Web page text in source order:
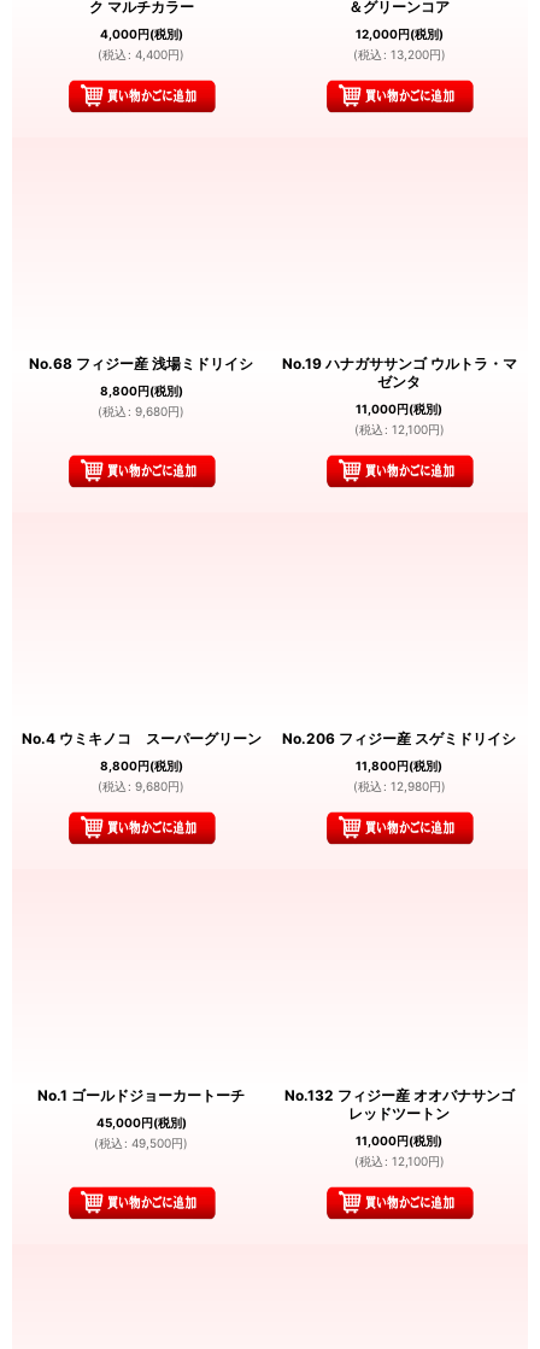
ク マルチカラー
4,000円(税別)
(税込 : 4,400円)
＆グリーンコア
12,000円(税別)
(税込 : 13,200円)
No.68 フィジー産 浅場ミドリイシ
8,800円(税別)
(税込 : 9,680円)
No.19 ハナガササンゴ ウルトラ・マ
ゼンタ
11,000円(税別)
(税込 : 12,100円)
No.4 ウミキノコ スーパーグリーン
8,800円(税別)
(税込 : 9,680円)
No.206 フィジー産 スゲミドリイシ
11,800円(税別)
(税込 : 12,980円)
No.1 ゴールドジョーカートーチ
45,000円(税別)
(税込 : 49,500円)
No.132 フィジー産 オオバナサンゴ
レッドツートン
11,000円(税別)
(税込 : 12,100円)